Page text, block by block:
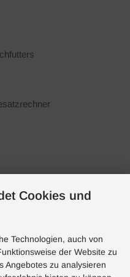
Cookies und
Technologien, auch von
der Website zu
Angebotes zu analysieren